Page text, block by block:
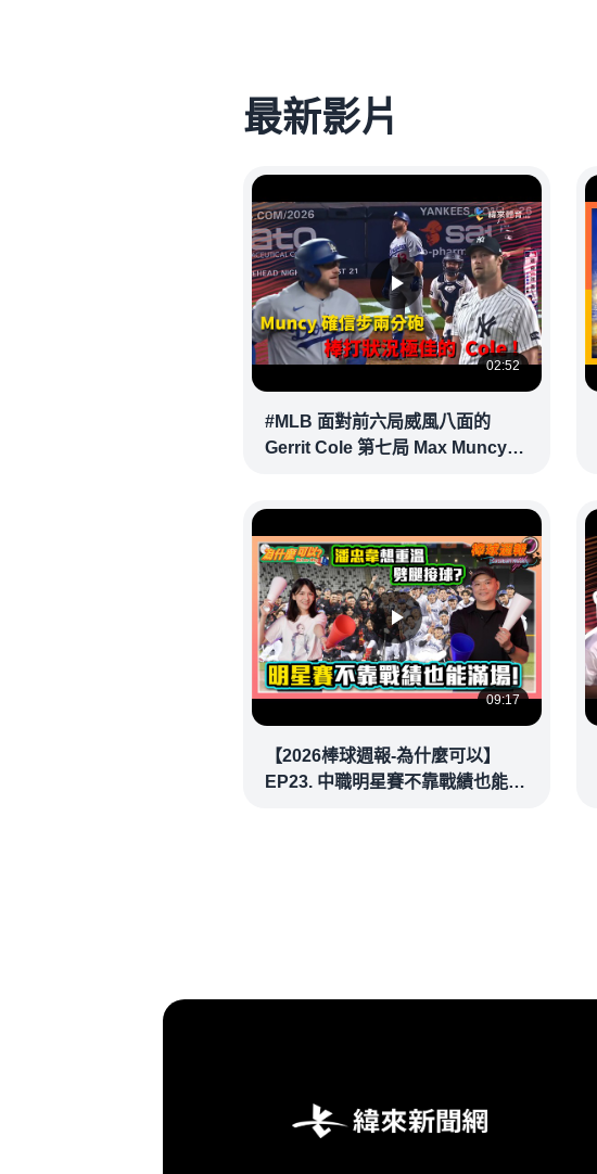
最新影片
02:52
#MLB 面對前六局威風八面的
Gerrit Cole 第七局 Max Muncy
09:17
【2026棒球週報-為什麼可以】
EP23. 中職明星賽不靠戰績也能滿